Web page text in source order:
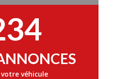
votre véhicule